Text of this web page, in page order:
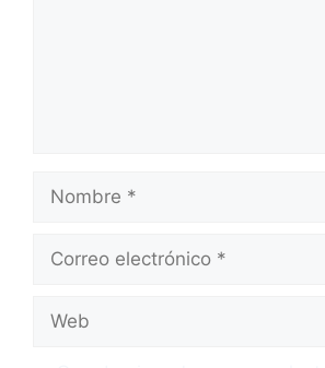
Nombre
Correo
electrónico
Web